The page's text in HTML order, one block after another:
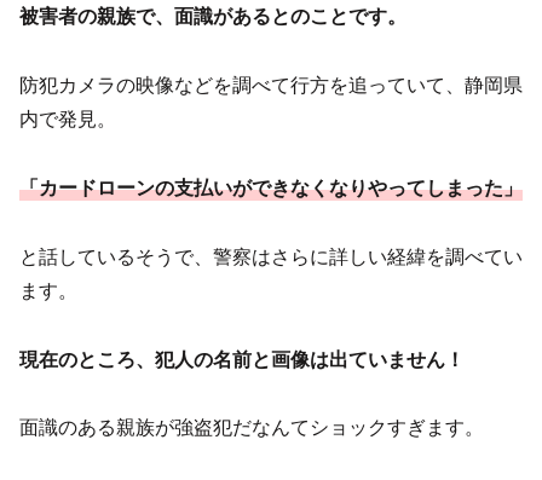
被害者の親族で、面識があるとのことです。
防犯カメラの映像などを調べて行方を追っていて、静岡県
内で発見。
「カードローンの支払いができなくなりやってしまった」
と話しているそうで、警察はさらに詳しい経緯を調べてい
ます。
現在のところ、犯人の名前と画像は出ていません！
面識のある親族が強盗犯だなんてショックすぎます。